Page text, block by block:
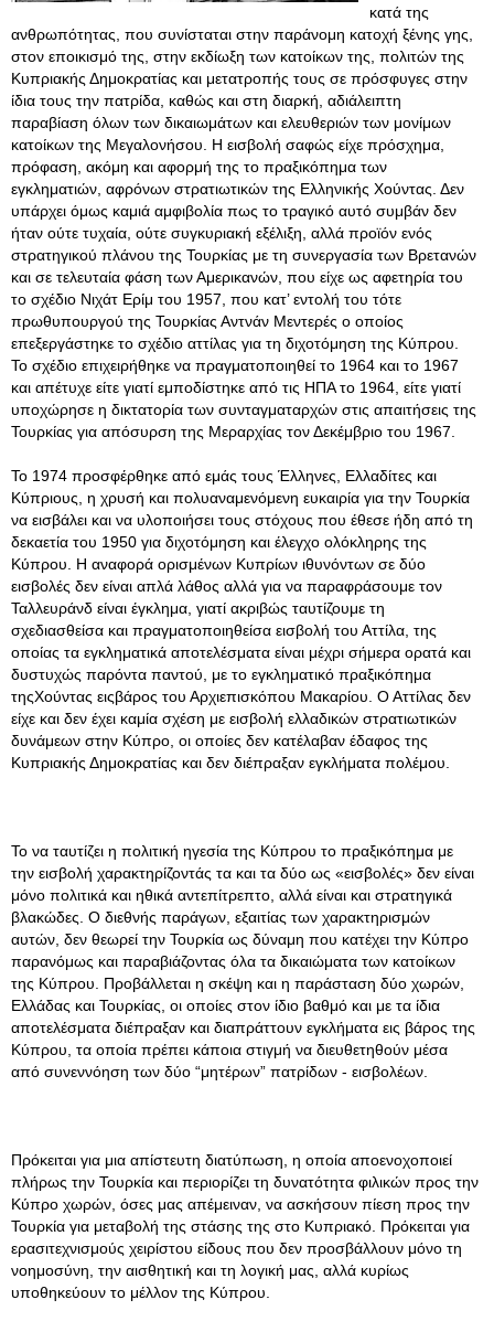
κατά της
ανθρωπότητας, που συνίσταται στην παράνομη κατοχή ξένης γης,
στον εποικισμό της, στην εκδίωξη των κατοίκων της, πολιτών της
Κυπριακής Δημοκρατίας και μετατροπής τους σε πρόσφυγες στην
ίδια τους την πατρίδα, καθώς και στη διαρκή, αδιάλειπτη
παραβίαση όλων των δικαιωμάτων και ελευθεριών των μονίμων
κατοίκων της Μεγαλονήσου. Η εισβολή σαφώς είχε πρόσχημα,
πρόφαση, ακόμη και αφορμή της το πραξικόπημα των
εγκληματιών, αφρόνων στρατιωτικών της Ελληνικής Χούντας. Δεν
υπάρχει όμως καμιά αμφιβολία πως το τραγικό αυτό συμβάν δεν
ήταν ούτε τυχαία, ούτε συγκυριακή εξέλιξη, αλλά προϊόν ενός
στρατηγικού πλάνου της Τουρκίας με τη συνεργασία των Βρετανών
και σε τελευταία φάση των Αμερικανών, που είχε ως αφετηρία του
το σχέδιο Νιχάτ Ερίμ του 1957, που κατ’ εντολή του τότε
πρωθυπουργού της Τουρκίας Αντνάν Μεντερές ο οποίος
επεξεργάστηκε το σχέδιο αττίλας για τη διχοτόμηση της Κύπρου
Το σχέδιο επιχειρήθηκε να πραγματοποιηθεί το 1964 και το 1967
και απέτυχε είτε γιατί εμποδίστηκε από τις ΗΠΑ το 1964, είτε γιατί
υποχώρησε η δικτατορία των συνταγματαρχών στις απαιτήσεις της
Τουρκίας για απόσυρση της Μεραρχίας τον Δεκέμβριο του 1967.
Το 1974 προσφέρθηκε από εμάς τους Έλληνες, Ελλαδίτες και
Κύπριους, η χρυσή και πολυαναμενόμενη ευκαιρία για την Τουρκία
να εισβάλει και να υλοποιήσει τους στόχους που έθεσε ήδη από τη
δεκαετία του 1950 για διχοτόμηση και έλεγχο ολόκληρης της
Κύπρου. Η αναφορά ορισμένων Κυπρίων ιθυνόντων σε δύο
εισβολές δεν είναι απλά λάθος αλλά για να παραφράσουμε τον
Ταλλευράνδ είναι έγκλημα, γιατί ακριβώς ταυτίζουμε τη
σχεδιασθείσα και πραγματοποιηθείσα εισβολή του Αττίλα, της
οποίας τα εγκληματικά αποτελέσματα είναι μέχρι σήμερα ορατά και
δυστυχώς παρόντα παντού, με το εγκληματικό πραξικόπημα
τηςΧούντας ειςβάρος του Αρχιεπισκόπου Μακαρίου. Ο Αττίλας δεν
είχε και δεν έχει καμία σχέση με εισβολή ελλαδικών στρατιωτικών
δυνάμεων στην Κύπρο, οι οποίες δεν κατέλαβαν έδαφος της
Κυπριακής Δημοκρατίας και δεν διέπραξαν εγκλήματα πολέμου.
Το να ταυτίζει η πολιτική ηγεσία της Κύπρου το πραξικόπημα με
την εισβολή χαρακτηρίζοντάς τα και τα δύο ως «εισβολές» δεν είναι
μόνο πολιτικά και ηθικά αντεπίτρεπτο, αλλά είναι και στρατηγικά
βλακώδες. Ο διεθνής παράγων, εξαιτίας των χαρακτηρισμών
αυτών, δεν θεωρεί την Τουρκία ως δύναμη που κατέχει την Κύπρο
παρανόμως και παραβιάζοντας όλα τα δικαιώματα των κατοίκων
της Κύπρου. Προβάλλεται η σκέψη και η παράσταση δύο χωρών,
Ελλάδας και Τουρκίας, οι οποίες στον ίδιο βαθμό και με τα ίδια
αποτελέσματα διέπραξαν και διαπράττουν εγκλήματα εις βάρος της
Κύπρου, τα οποία πρέπει κάποια στιγμή να διευθετηθούν μέσα
από συνεννόηση των δύο “μητέρων” πατρίδων - εισβολέων.
Πρόκειται για μια απίστευτη διατύπωση, η οποία αποενοχοποιεί
πλήρως την Τουρκία και περιορίζει τη δυνατότητα φιλικών προς την
Κύπρο χωρών, όσες μας απέμειναν, να ασκήσουν πίεση προς την
Τουρκία για μεταβολή της στάσης της στο Κυπριακό. Πρόκειται για
ερασιτεχνισμούς χειρίστου είδους που δεν προσβάλλουν μόνο τη
νοημοσύνη, την αισθητική και τη λογική μας, αλλά κυρίως
υποθηκεύουν το μέλλον της Κύπρου.